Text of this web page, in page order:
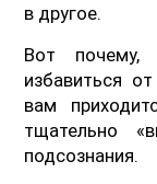
в другое.
Вот
избавиться
вам
тщательно
подсознания.